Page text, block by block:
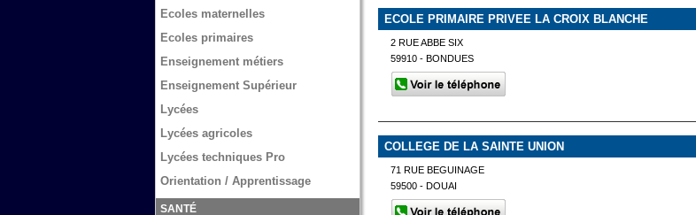
Ecoles maternelles
Ecoles primaires
Enseignement métiers
Enseignement Supérieur
Lycées
Lycées agricoles
Lycées techniques Pro
Orientation / Apprentissage
SANTÉ
ECOLE PRIMAIRE PRIVEE LA CROIX BLANCHE
2 RUE ABBE SIX
59910 - BONDUES
COLLEGE DE LA SAINTE UNION
71 RUE BEGUINAGE
59500 - DOUAI